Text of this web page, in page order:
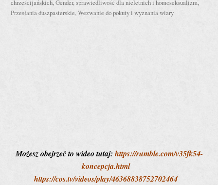
chrześcijańskich,Gender, sprawiedliwość dla nieletnich i homoseksualizm,
Przesłania duszpasterskie,Wezwanie do pokuty i wyznania wiary
Możesz obejrzeć to wideo tutaj:https://rumble.com/v35fk54-
koncepcja.html
https://cos.tv/videos/play/46368838752702464